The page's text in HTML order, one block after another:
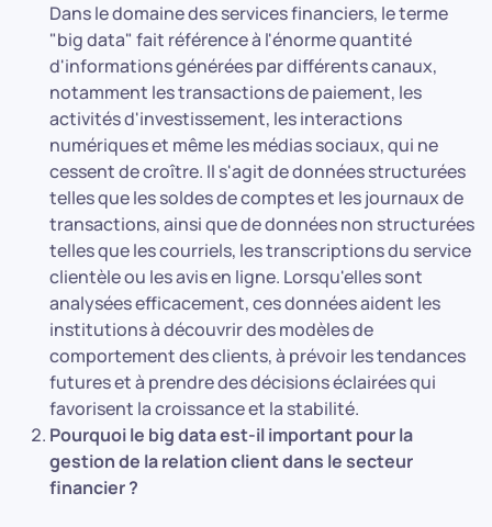
Dans le domaine des services financiers, le terme
"big data" fait référence à l'énorme quantité
d'informations générées par différents canaux,
notamment les transactions de paiement, les
activités d'investissement, les interactions
numériques et même les médias sociaux, qui ne
cessent de croître. Il s'agit de données structurées
telles que les soldes de comptes et les journaux de
transactions, ainsi que de données non structurées
telles que les courriels, les transcriptions du service
clientèle ou les avis en ligne. Lorsqu'elles sont
analysées efficacement, ces données aident les
institutions à découvrir des modèles de
comportement des clients, à prévoir les tendances
futures et à prendre des décisions éclairées qui
favorisent la croissance et la stabilité.
Pourquoi le big data est-il important pour la
gestion de la relation client dans le secteur
financier ?